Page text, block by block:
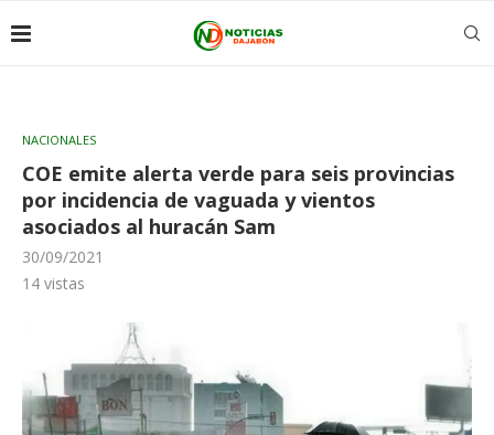
NACIONALES
COE emite alerta verde para seis provincias
por incidencia de vaguada y vientos
asociados al huracán Sam
30/09/2021
14 vistas